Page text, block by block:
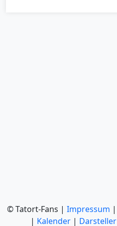
© Tatort-Fans | Impressum |
| Kalender | Darsteller